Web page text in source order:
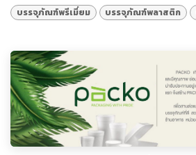
บรรจุภัณฑ์พรีเมี่ยม บรรจุภัณฑ์พลาสติก